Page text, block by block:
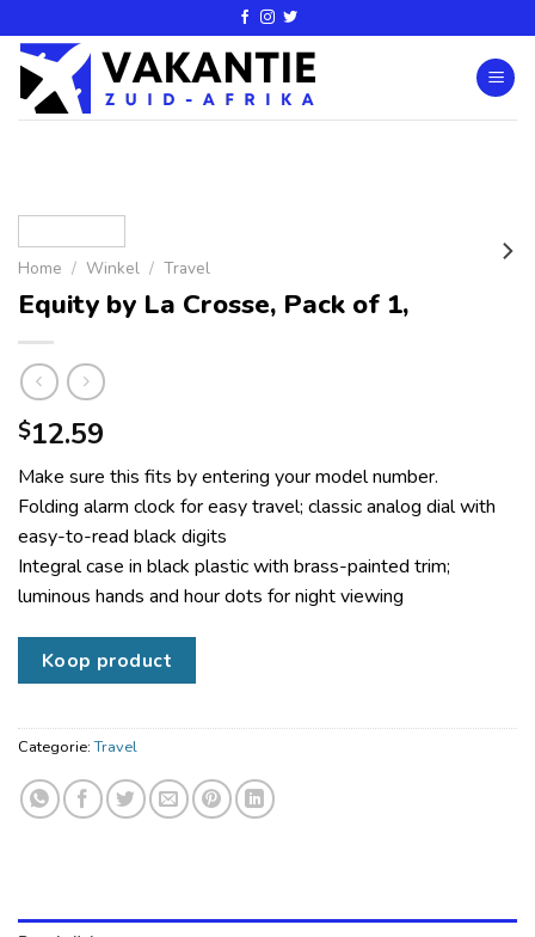
Home / Winkel / Travel
Equity by La Crosse, Pack of 1,
$12.59
Make sure this fits by entering your model number.
Folding alarm clock for easy travel; classic analog dial with
easy-to-read black digits
Integral case in black plastic with brass-painted trim;
luminous hands and hour dots for night viewing
Koop product
Categorie:Travel